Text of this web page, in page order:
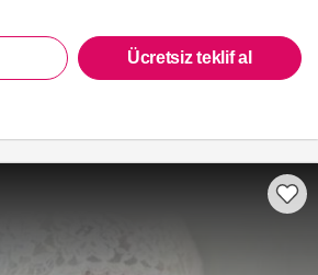
Ücretsiz teklif al